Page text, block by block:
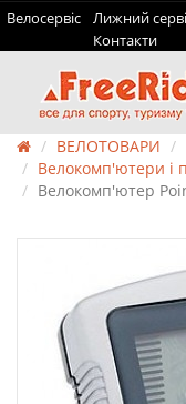
Велосервіс Лижний
Контакти
ВЕЛОТОВАРИ
Велокомп'ютери і
Велокомп'ютер